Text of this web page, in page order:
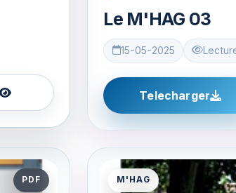
Le M'HAG 03
15-05-2025
Telecharger
PDF M'HAG